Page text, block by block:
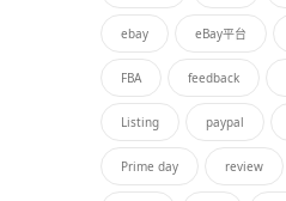
ebay eBay平台
FBA feedback
Listing paypal
Prime day review